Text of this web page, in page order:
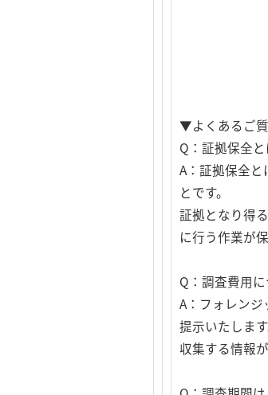
▼よくあるご
Q：証拠保全と
A：証拠保全
とです。
証拠となり得
に行う作業が
Q：調査費用に
A：フォレン
提示いたします
収集する情報